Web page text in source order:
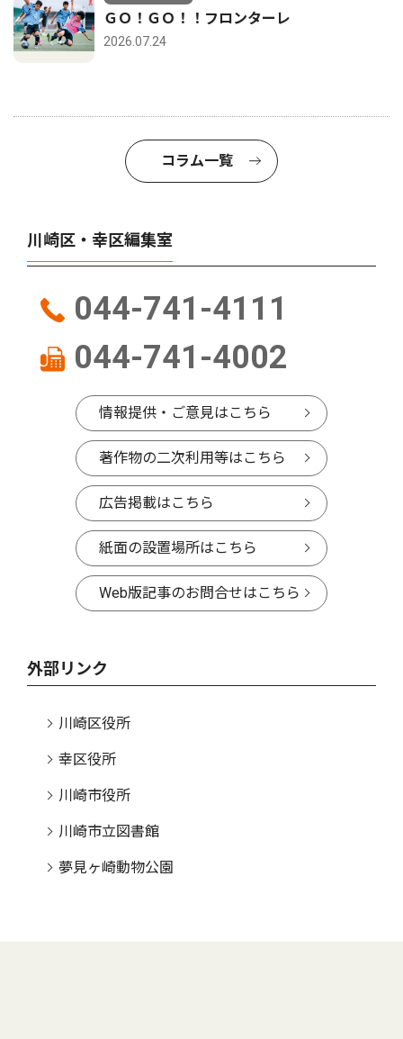
ＧＯ！ＧＯ！！フロンターレ
2026.07.24
コラム一覧
川崎区・幸区編集室
044-741-4111
044-741-4002
情報提供・ご意見はこちら
著作物の二次利用等はこちら
広告掲載はこちら
紙面の設置場所はこちら
Web版記事のお問合せはこちら
外部リンク
川崎区役所
幸区役所
川崎市役所
川崎市立図書館
夢見ヶ崎動物公園